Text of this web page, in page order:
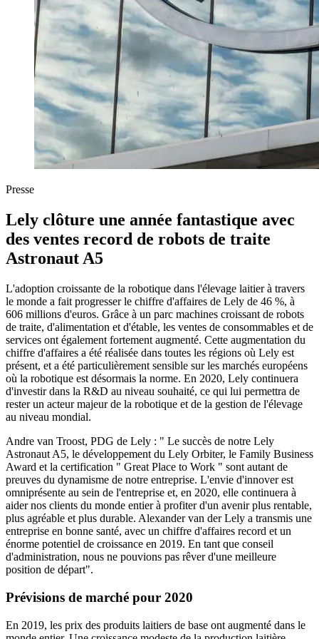
Presse
Lely clôture une année fantastique avec
des ventes record de robots de traite
Astronaut A5
L'adoption croissante de la robotique dans l'élevage laitier à travers
le monde a fait progresser le chiffre d'affaires de Lely de 46 %, à
606 millions d'euros. Grâce à un parc machines croissant de robots
de traite, d'alimentation et d'étable, les ventes de consommables et de
services ont également fortement augmenté. Cette augmentation du
chiffre d'affaires a été réalisée dans toutes les régions où Lely est
présent, et a été particulièrement sensible sur les marchés européens
où la robotique est désormais la norme. En 2020, Lely continuera
d'investir dans la R&D au niveau souhaité, ce qui lui permettra de
rester un acteur majeur de la robotique et de la gestion de l'élevage
au niveau mondial.
Andre van Troost, PDG de Lely : " Le succès de notre Lely
Astronaut A5, le développement du Lely Orbiter, le Family Business
Award et la certification " Great Place to Work " sont autant de
preuves du dynamisme de notre entreprise. L'envie d'innover est
omniprésente au sein de l'entreprise et, en 2020, elle continuera à
aider nos clients du monde entier à profiter d'un avenir plus rentable,
plus agréable et plus durable. Alexander van der Lely a transmis une
entreprise en bonne santé, avec un chiffre d'affaires record et un
énorme potentiel de croissance en 2019. En tant que conseil
d'administration, nous ne pouvions pas rêver d'une meilleure
position de départ".
Prévisions de marché pour 2020
En 2019, les prix des produits laitiers de base ont augmenté dans le